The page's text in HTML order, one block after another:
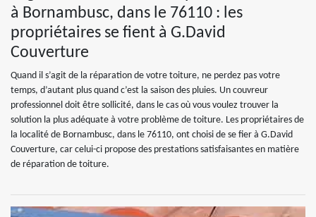
à Bornambusc, dans le 76110 : les
propriétaires se fient à G.David
Couverture
Quand il s’agit de la réparation de votre toiture, ne perdez pas votre
temps, d’autant plus quand c’est la saison des pluies. Un couvreur
professionnel doit être sollicité, dans le cas où vous voulez trouver la
solution la plus adéquate à votre problème de toiture. Les propriétaires de
la localité de Bornambusc, dans le 76110, ont choisi de se fier à G.David
Couverture, car celui-ci propose des prestations satisfaisantes en matière
de réparation de toiture.